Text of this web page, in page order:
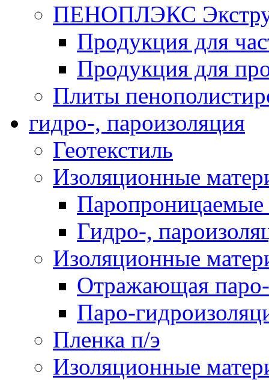
ПЕНОПЛЭКС
Продукция для
Продукция для
Плиты
гидро-, пароизоляция
Геотекстиль
Изоляционные
Гидро-,
Изоляционные
Отражающая
Паро-
Пленка п/э
Изоляционные